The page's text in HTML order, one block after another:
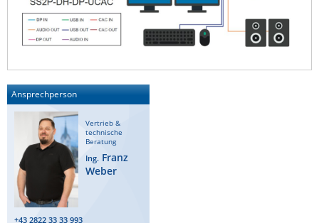
Ansprechperson
Vertrieb &
technische
Beratung
Ing. Franz
Weber
+43 2822 33 33 993